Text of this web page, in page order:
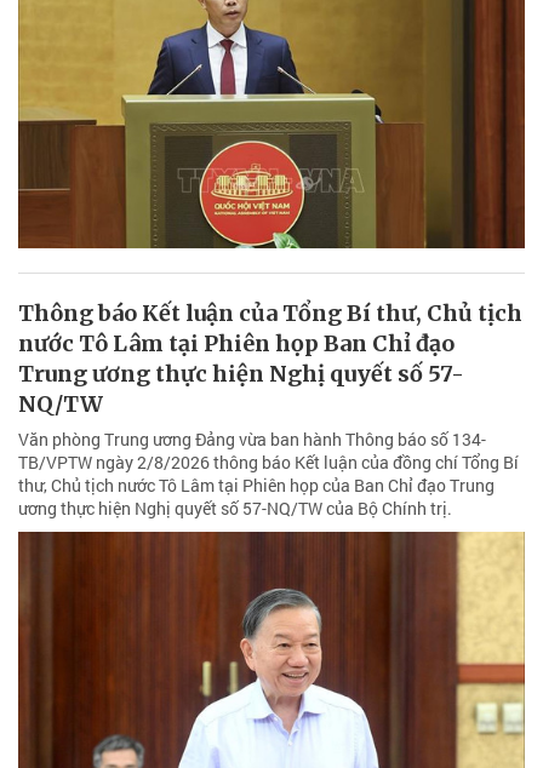
Thông báo Kết luận của Tổng Bí thư, Chủ tịch
nước Tô Lâm tại Phiên họp Ban Chỉ đạo
Trung ương thực hiện Nghị quyết số 57-
NQ/TW
Văn phòng Trung ương Đảng vừa ban hành Thông báo số 134-
TB/VPTW ngày 2/8/2026 thông báo Kết luận của đồng chí Tổng Bí
thư, Chủ tịch nước Tô Lâm tại Phiên họp của Ban Chỉ đạo Trung
ương thực hiện Nghị quyết số 57-NQ/TW của Bộ Chính trị.